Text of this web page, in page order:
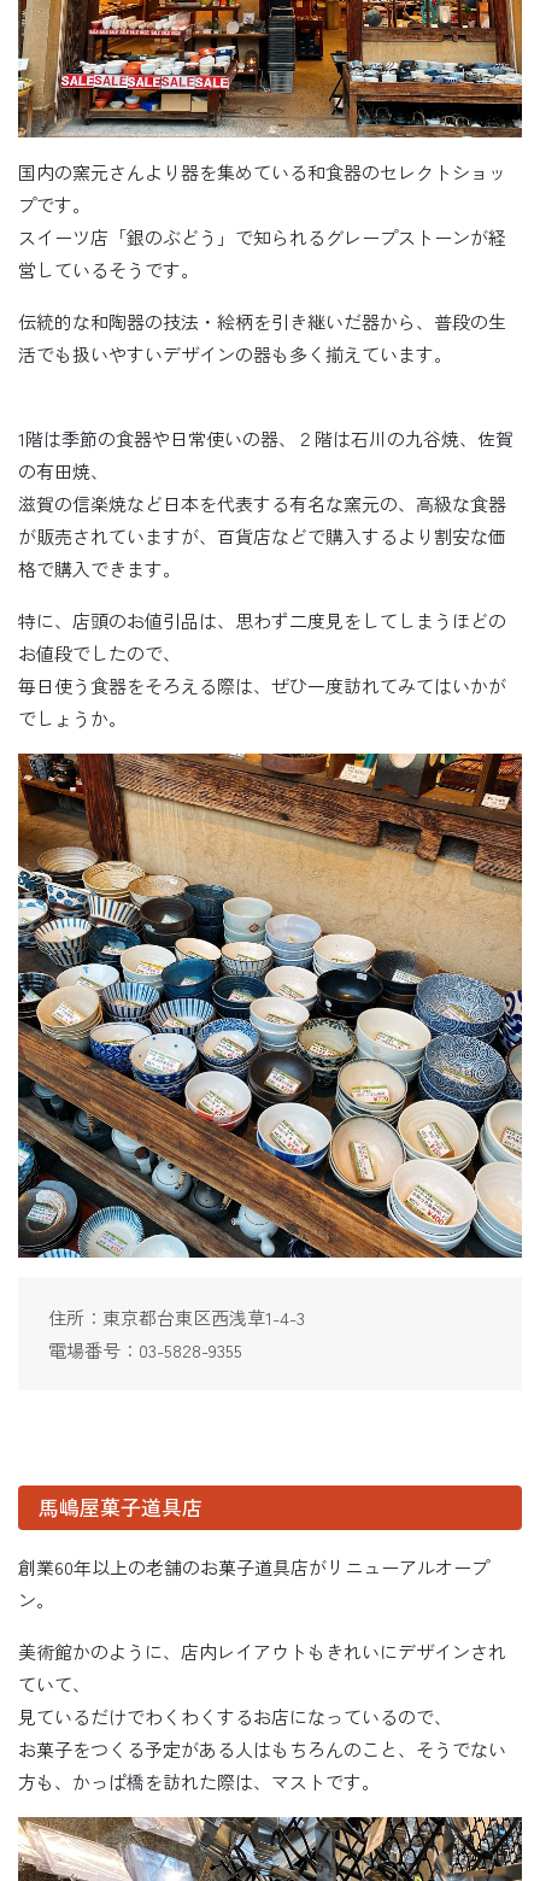
国内の窯元さんより器を集めている和食器のセレクトショッ
プです。
スイーツ店「銀のぶどう」で知られるグレープストーンが経
営しているそうです。
伝統的な和陶器の技法・絵柄を引き継いだ器から、普段の生
活でも扱いやすいデザインの器も多く揃えています。
1階は季節の食器や日常使いの器、２階は石川の九谷焼、佐賀
の有田焼、
滋賀の信楽焼など日本を代表する有名な窯元の、高級な食器
が販売されていますが、百貨店などで購入するより割安な価
格で購入できます。
特に、店頭のお値引品は、思わず二度見をしてしまうほどの
お値段でしたので、
毎日使う食器をそろえる際は、ぜひ一度訪れてみてはいかが
でしょうか。
住所：東京都台東区西浅草1-4-3
電場番号：03-5828-9355
馬嶋屋菓子道具店
創業60年以上の老舗のお菓子道具店がリニューアルオープ
ン。
美術館かのように、店内レイアウトもきれいにデザインされ
ていて、
見ているだけでわくわくするお店になっているので、
お菓子をつくる予定がある人はもちろんのこと、そうでない
方も、かっぱ橋を訪れた際は、マストです。